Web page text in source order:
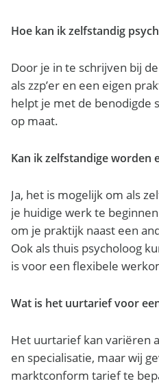
Hoe kan ik zelfstandig
Door je in te schrijven bij
als zzp’er en een eigen
helpt je met de benodigde
op maat.
Kan ik zelfstandige worden
Ja, het is mogelijk om als
je huidige werk te
om je praktijk naast een
Ook als thuis psycholoog
is voor een flexibele
Wat is het uurtarief voor
Het uurtarief kan variëren
en specialisatie, maar wij
marktconform tarief te